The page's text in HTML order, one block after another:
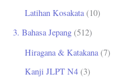
Latihan Kosakata(10)
3. Bahasa Jepang (512)
Hiragana & Katakana (7)
Kanji JLPT N4 (3)